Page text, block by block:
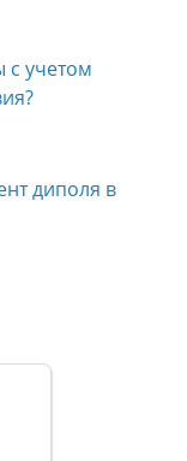
с учетом
диполя в